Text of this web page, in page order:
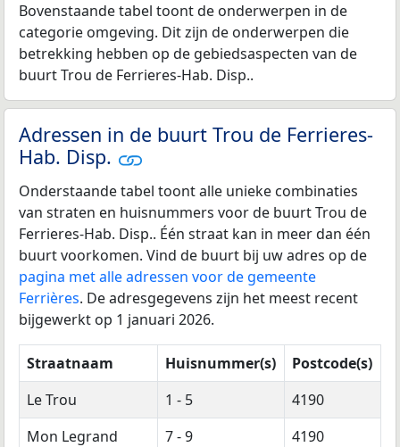
Bovenstaande tabel toont de onderwerpen in de
categorie omgeving. Dit zijn de onderwerpen die
betrekking hebben op de gebiedsaspecten van de
buurt Trou de Ferrieres-Hab. Disp..
Adressen in de buurt Trou de Ferrieres-
Hab. Disp.
Onderstaande tabel toont alle unieke combinaties
van straten en huisnummers voor de buurt Trou de
Ferrieres-Hab. Disp.. Één straat kan in meer dan één
buurt voorkomen. Vind de buurt bij uw adres op de
pagina met alle adressen voor de gemeente
Ferrières. De adresgegevens zijn het meest recent
bijgewerkt op 1 januari 2026.
Straatnaam Huisnummer(s)
Postcode(s)
Le Trou
1 - 5
4190
Mon Legrand
7 - 9
4190